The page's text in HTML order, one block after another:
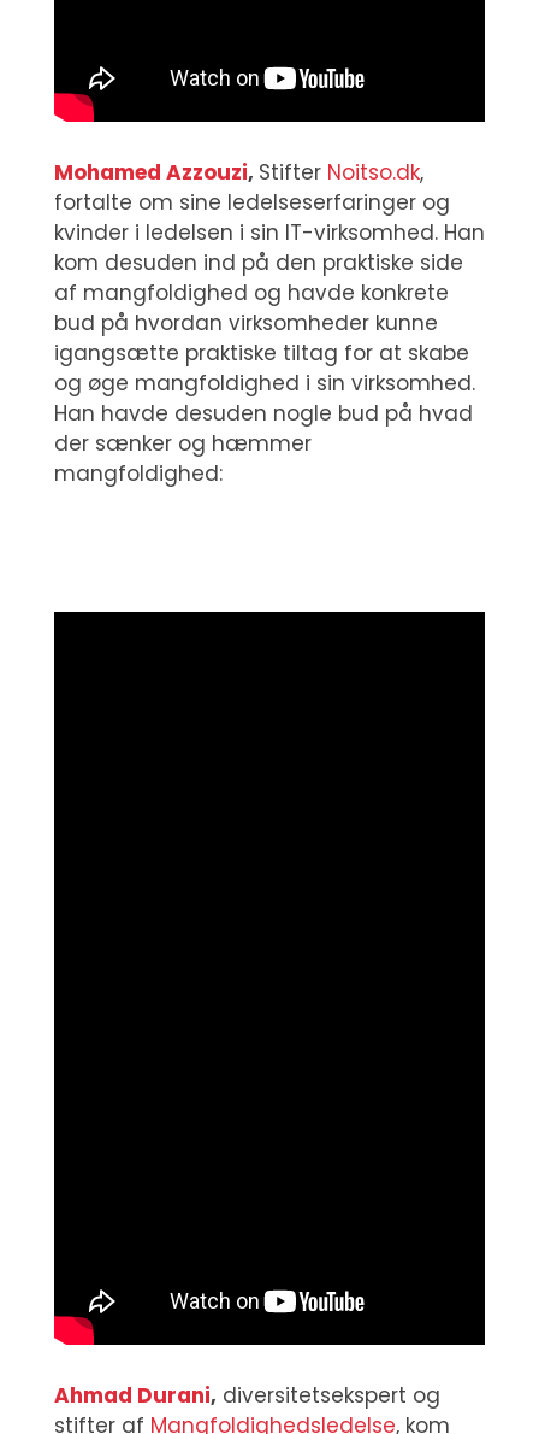
Mohamed Azzouzi, Stifter Noitso.dk,
fortalte om sine ledelseserfaringer og
kvinder i ledelsen i sin IT-virksomhed. Han
kom desuden ind på den praktiske side
af mangfoldighed og havde konkrete
bud på hvordan virksomheder kunne
igangsætte praktiske tiltag for at skabe
og øge mangfoldighed i sin virksomhed.
Han havde desuden nogle bud på hvad
der sænker og hæmmer
mangfoldighed:
Ahmad Durani, diversitetsekspert og
stifter af Mangfoldighedsledelse, kom